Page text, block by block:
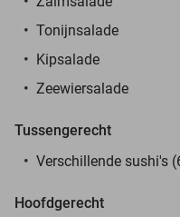
Tonijnsalade
Kipsalade
Zeewiersalade
Tussengerecht
Verschillende sushi's
Hoofdgerecht